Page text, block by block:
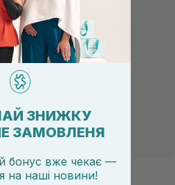
від 3000 UAH
косметика
ЗНИЖКУ
ЗАМОВЛЕНЯ
бонус вже чекає —
на наші новини!